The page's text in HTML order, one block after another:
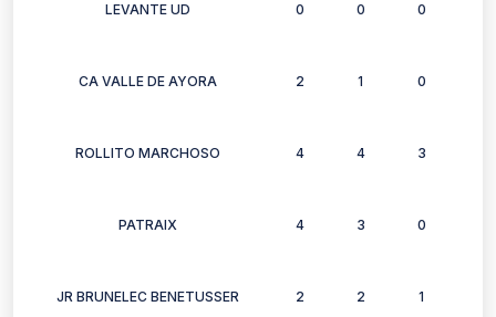
LEVANTE UD 0 0 0
CA VALLE DE AYORA 2 1 0
ROLLITO MARCHOSO 4 4 3
PATRAIX 4 3 0
JR BRUNELEC BENETUSSER 2 2 1